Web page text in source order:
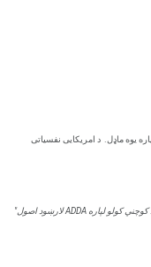
د امریکایی نفسیاتی
"د غیرقانوني ناورین سره د اشخاصو د کوچني کولو لپاره ADDA لارښود اصول"